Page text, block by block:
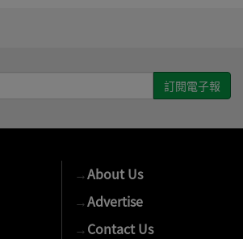
→About Us
→Advertise
→Contact Us